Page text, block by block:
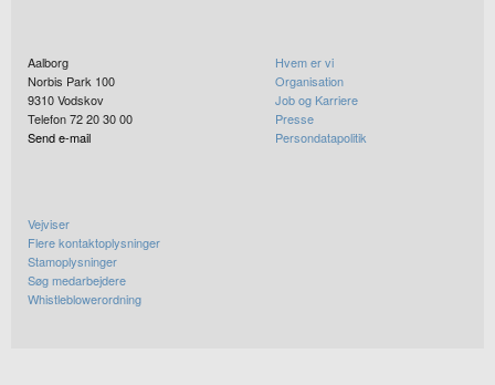
Aalborg
Norbis Park 100
9310Vodskov
Telefon 72 20 30 00
Send e-mail
Hvem er vi
Organisation
Job og Karriere
Presse
Persondatapolitik
Vejviser
Flere kontaktoplysninger
Stamoplysninger
Søg medarbejdere
Whistleblowerordning